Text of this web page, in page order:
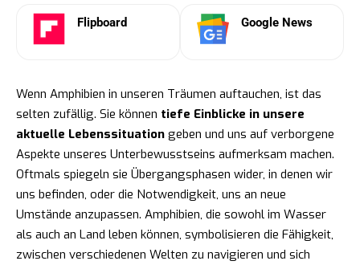
Flipboard Google News
Wenn Amphibien in unseren Träumen auftauchen, ist das
selten zufällig. Sie können tiefe Einblicke in unsere
aktuelle Lebenssituation geben und uns auf verborgene
Aspekte unseres Unterbewusstseins aufmerksam machen.
Oftmals spiegeln sie Übergangsphasen wider, in denen wir
uns befinden, oder die Notwendigkeit, uns an neue
Umstände anzupassen. Amphibien, die sowohl im Wasser
als auch an Land leben können, symbolisieren die Fähigkeit,
zwischen verschiedenen Welten zu navigieren und sich